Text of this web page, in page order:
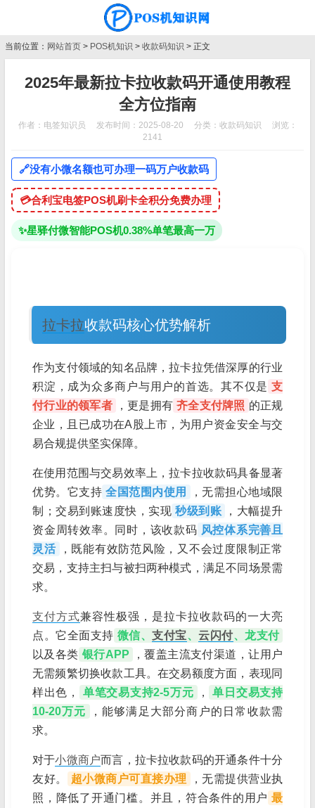
当前位置： 网站首页 > POS机知识 > 收款码知识 > 正文
2025年最新拉卡拉收款码开通使用教程
全方位指南
作者：电签知识员 发布时间：2025-08-20 分类： 收款码知识
浏览：
2141
🔗没有小微名额也可办理一码万户收款码
💳合利宝电签POS机刷卡全积分免费办理
✨星驿付微智能POS机0.38%单笔最高一万
拉卡拉收款码核心优势解析
作为支付领域的知名品牌，拉卡拉凭借深厚的行业
积淀，成为众多商户与用户的首选。其不仅是 支
付行业的领军者
，更是拥有 齐全支付牌照 的正规
企业，且已成功在A股上市，为用户资金安全与交
易合规提供坚实保障。
在使用范围与交易效率上，拉卡拉收款码具备显著
优势。它支持 全国范围内使用
，无需担心地域限
制；交易到账速度快，实现 秒级到账
，大幅提升
资金周转效率。同时，该收款码 风控体系完善且
灵活
，既能有效防范风险，又不会过度限制正常
交易，支持主扫与被扫两种模式，满足不同场景需
求。
支付方式兼容性极强，是拉卡拉收款码的一大亮
点。它全面支持 微信、 支付宝、 云闪付、龙支付
以及各类 银行APP
，覆盖主流支付渠道，让用户
无需频繁切换收款工具。在交易额度方面，表现同
样出色，
单笔交易支持2-5万元 ，
单日交易支持
10-20万元
，能够满足大部分商户的日常收款需
求。
对于小微商户而言，拉卡拉收款码的开通条件十分
友好。
超小微商户可直接办理
，无需提供营业执
照，降低了开通门槛。并且，符合条件的用户 最